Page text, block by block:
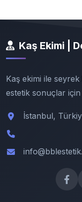
Kaş Ekimi |
Kaş ekimi ile seyrek
estetik sonuçlar
İstanbul,